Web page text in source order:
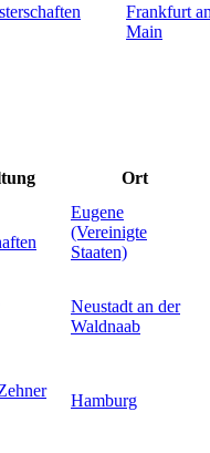
Frankfurt
Main
Ort
Eugene
(Vereinigte
Staaten)
Neustadt an der
Waldnaab
Hamburg